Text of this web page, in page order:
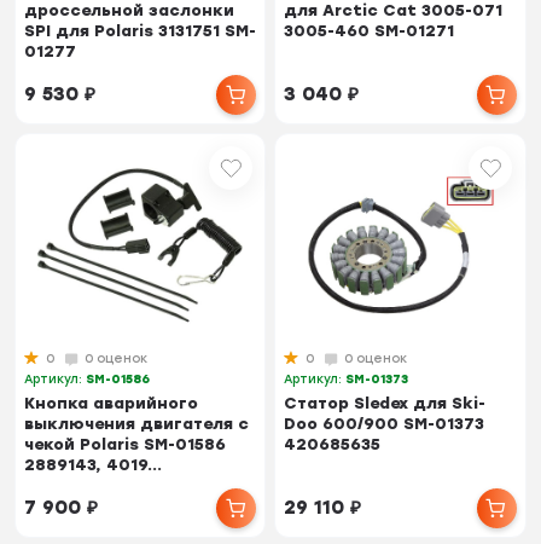
дроссельной заслонки
SPI для Polaris 3131751 SM-
01277
9 530₽
для Arctic Cat 3005-071
3005-460 SM-01271
3 040₽
0
0 оценок
Артикул: SM-01586
Кнопка аварийного
выключения двигателя с
чекой Polaris SM-01586
2889143, 4019...
7 900₽
0
0 оценок
Артикул: SM-01373
Статор Sledex для Ski-
Doo 600/900 SM-01373
420685635
29 110₽